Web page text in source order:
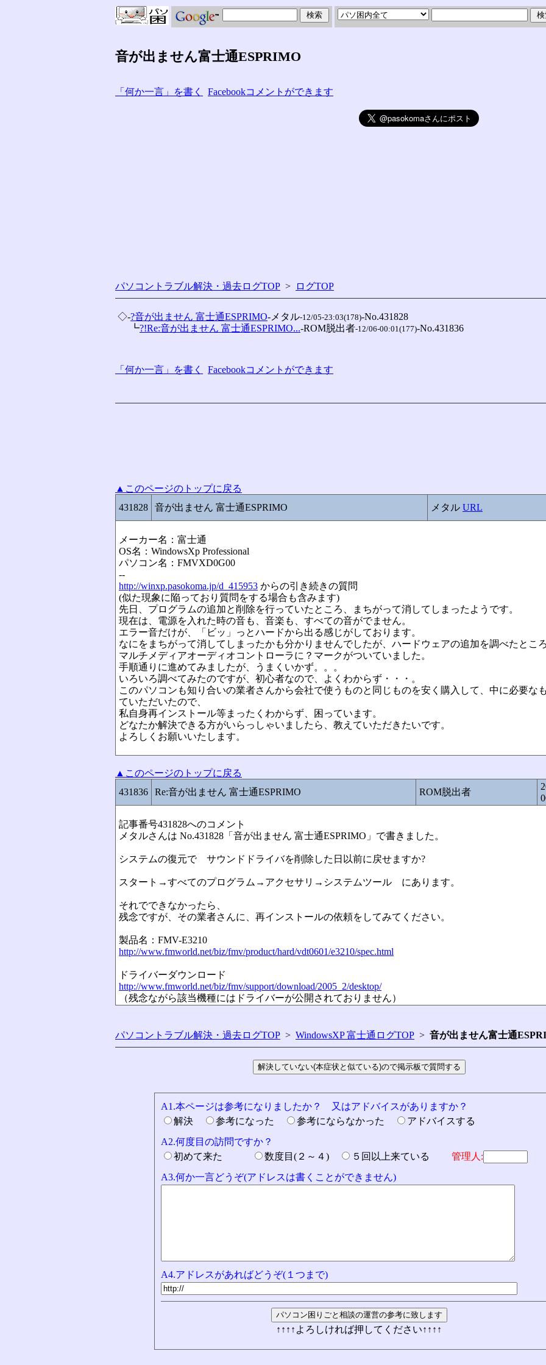
音が出ません富士通ESPRIMO
「何か一言」を書く Facebookコメントができます
パソコントラブル解決・過去ログTOP > ログTOP
◇-?音が出ません 富士通ESPRIMO-メタル-12/05-23:03(178)-No.431828
┗?!Re:音が出ません 富士通ESPRIMO...-ROM脱出者-12/06-00:01(177)-No.431836
「何か一言」を書く Facebookコメントができます
▲このページのトップに戻る
431828
音が出ません 富士通ESPRIMO メタル URL
メーカー名：富士通
OS名：WindowsXp Professional
パソコン名：FMVXD0G00
--
http://winxp.pasokoma.jp/d_415953 からの引き続きの質問
(似た現象に陥っており質問をする場合も含みます)
先日、プログラムの追加と削除を行っていたところ、まちがって消してしまったようです。
現在は、電源を入れた時の音も、音楽も、すべての音がでません。
エラー音だけが、「ビッ」っとハードから出る感じがしております。
なにをまちがって消してしまったかも分かりませんでしたが、ハードウェアの追加を調べたとこ
マルチメディアオーディオコントローラに？マークがついていました。
手順通りに進めてみましたが、うまくいかず。。。
いろいろ調べてみたのですが、初心者なので、よくわからず・・・。
このパソコンも知り合いの業者さんから会社で使うものと同じものを安く購入して、中に必要な
ていただいたので、
私自身再インストール等まったくわからず、困っています。
どなたか解決できる方がいらっしゃいましたら、教えていただきたいです。
よろしくお願いいたします。
▲このページのトップに戻る
431836
Re:音が出ません 富士通ESPRIMO ROM脱出者
記事番号431828へのコメント
メタルさんは No.431828「音が出ません 富士通ESPRIMO」で書きました。
システムの復元で サウンドドライバを削除した日以前に戻せますか?
スタート→すべてのプログラム→アクセサリ→システムツール にあります。
それでできなかったら、
残念ですが、その業者さんに、再インストールの依頼をしてみてください。
製品名：FMV-E3210
http://www.fmworld.net/biz/fmv/product/hard/vdt0601/e3210/spec.html
ドライバーダウンロード
http://www.fmworld.net/biz/fmv/support/download/2005_2/desktop/
（残念ながら該当機種にはドライバーが公開されておりません）
パソコントラブル解決・過去ログTOP > WindowsXP 富士通ログTOP > 音が出ません富士通
A1.本ページは参考になりましたか？ 又はアドバイスがありますか？
解決
参考になった 参考にならなかった
アドバイスする
A2.何度目の訪問ですか？
初めて来た
数度目(２～４) ５回以上来ている 管理人:
A3.何か一言どうぞ(アドレスは書くことができません)
A4.アドレスがあればどうぞ(１つまで)
↑↑↑↑よろしければ押してください↑↑↑↑